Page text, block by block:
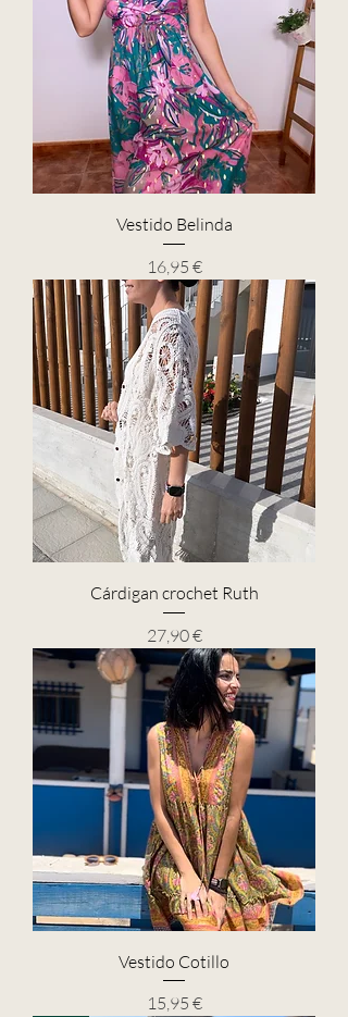
Vestido Belinda
Precio
16,95 €
Cárdigan crochet Ruth
Precio
27,90 €
Vestido Cotillo
Precio
15,95 €